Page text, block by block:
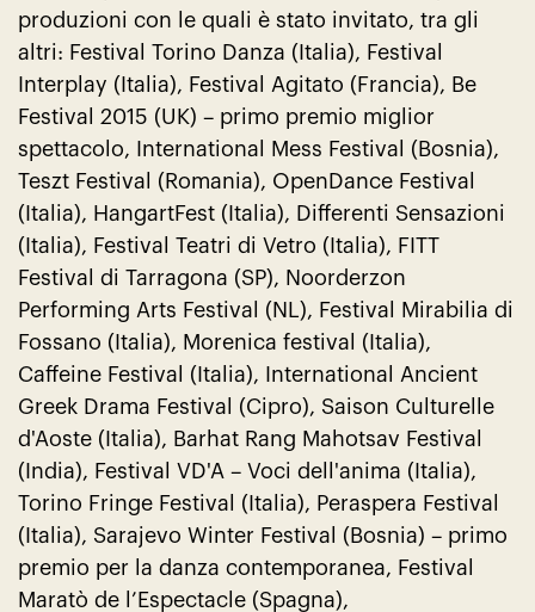
produzioni con le quali è stato invitato, tra gli
altri: Festival Torino Danza (Italia), Festival
Interplay (Italia), Festival Agitato (Francia), Be
Festival 2015 (UK) – primo premio miglior
spettacolo, International Mess Festival (Bosnia),
Teszt Festival (Romania), OpenDance Festival
(Italia), HangartFest (Italia), Differenti Sensazioni
(Italia), Festival Teatri di Vetro (Italia), FITT
Festival di Tarragona (SP), Noorderzon
Performing Arts Festival (NL), Festival Mirabilia di
Fossano (Italia), Morenica festival (Italia),
Caffeine Festival (Italia), International Ancient
Greek Drama Festival (Cipro), Saison Culturelle
d'Aoste (Italia), Barhat Rang Mahotsav Festival
(India), Festival VD'A – Voci dell'anima (Italia),
Torino Fringe Festival (Italia), Peraspera Festival
(Italia), Sarajevo Winter Festival (Bosnia) – primo
premio per la danza contemporanea, Festival
Maratò de l’Espectacle (Spagna),